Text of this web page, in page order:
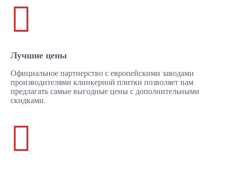

Лучшие цены
Официальное партнерство с европейскими заводами
производителями клинкерной плитки позволяет нам
предлагать самые выгодные цены с дополнительными
скидками.
